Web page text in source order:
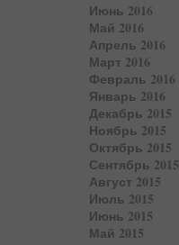
Июнь 2016
Май 2016
Апрель 2016
Март 2016
Февраль 2016
Январь 2016
Декабрь 2015
Ноябрь 2015
Октябрь 2015
Сентябрь 2015
Август 2015
Июль 2015
Июнь 2015
Май 2015